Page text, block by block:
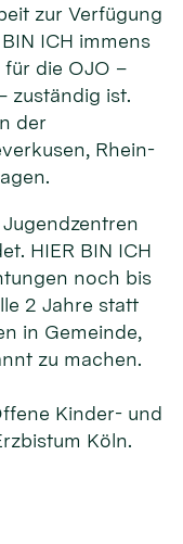
zur Verfügung
ICH immens
die OJO –
zuständig ist.
der
Rhein-
HIER BIN ICH
noch bis
2 Jahre statt
in Gemeinde,
zu machen.
Kinder- und
Köln.